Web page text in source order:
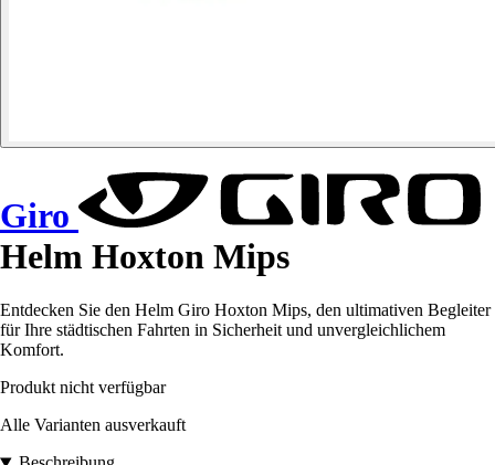
Giro
Helm Hoxton Mips
Entdecken Sie den Helm Giro Hoxton Mips, den ultimativen Begleiter
für Ihre städtischen Fahrten in Sicherheit und unvergleichlichem
Komfort.
Produkt nicht verfügbar
Alle Varianten ausverkauft